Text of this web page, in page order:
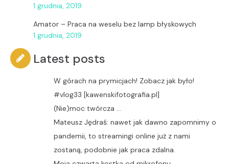
1 grudnia, 2019
Amator – Praca na weselu bez lamp błyskowych
1 grudnia, 2019
Latest posts
W górach na prymicjach! Zobacz jak było!
#vlog33 [kawenskifotografia.pl]
(Nie)moc twórcza …
Mateusz Jędraś: nawet jak dawno zapomnimy o
pandemii, to streamingi online już z nami
zostaną, podobnie jak praca zdalna.